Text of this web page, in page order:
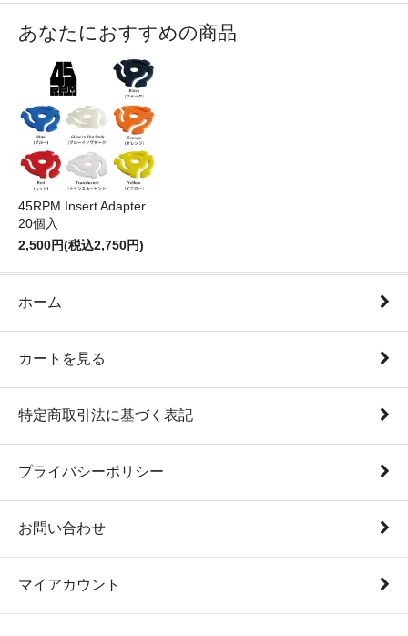
あなたにおすすめの商品
45RPM Insert Adapter
20個入
2,500円(税込2,750円)
ホーム
カートを見る
特定商取引法に基づく表記
プライバシーポリシー
お問い合わせ
マイアカウント